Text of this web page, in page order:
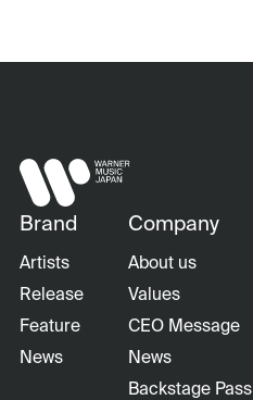
Brand
Artists
Release
Feature
News
Company
About us
Values
CEO Message
News
Backstage Pass